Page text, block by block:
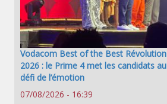
Vodacom Best of the Best Révolution
2026 : le Prime 4 met les candidats au
défi de l’émotion
07/08/2026 - 16:39